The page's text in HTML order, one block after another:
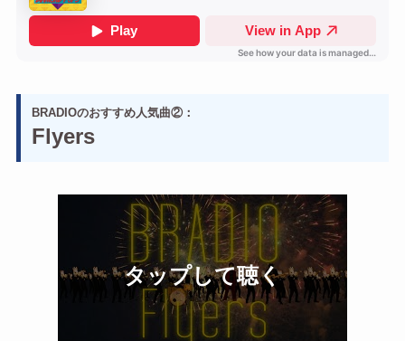
BRADIOのおすすめ人気曲②：
Flyers